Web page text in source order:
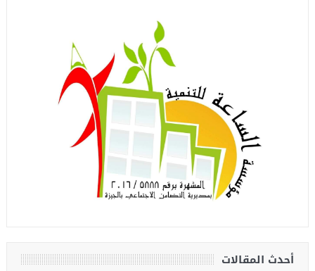
أحدث المقالات